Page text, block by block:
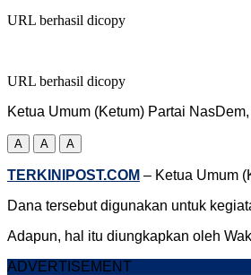
URL berhasil dicopy
URL berhasil dicopy
Ketua Umum (Ketum) Partai
A A A
TERKINIPOST.COM – Ketua Umum
Dana tersebut digunakan untuk
Adapun, hal itu diungkapkan oleh
ADVERTISEMENT